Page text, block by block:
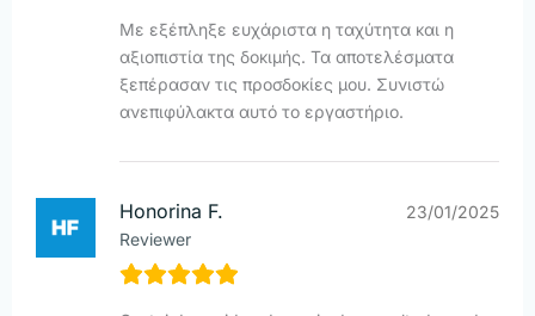
Με εξέπληξε ευχάριστα η ταχύτητα και η
αξιοπιστία της δοκιμής. Τα αποτελέσματα
ξεπέρασαν τις προσδοκίες μου. Συνιστώ
ανεπιφύλακτα αυτό το εργαστήριο.
Honorina F.
Reviewer
23/01/2025